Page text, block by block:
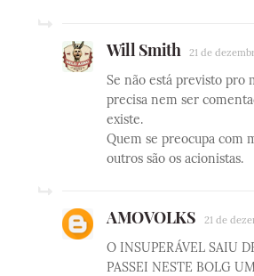
Will Smith 21 de
Se não está previsto pro
precisa nem ser
existe.
Quem se preocupa com
outros são os acionistas.
AMOVOLKS 21 de
O INSUPERÁVEL SAIU
PASSEI NESTE BOLG